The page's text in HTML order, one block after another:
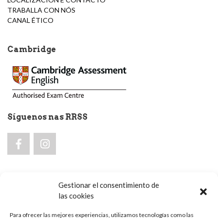
Gestionar el consentimiento de
las cookies
Para ofrecer las mejores experiencias, utilizamos tecnologías como las
TRABALLA CON NÓS
CANAL ÉTICO
Cambridge
Síguenos nas RRSS
Aviso legal e Política de privacidade